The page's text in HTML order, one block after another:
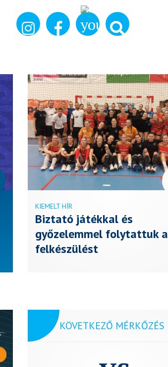
KIEMELT HÍR
Biztató játékkal és
győzelemmel folytattuk a
felkészülést
KÖVETKEZŐ MÉRKŐZÉS